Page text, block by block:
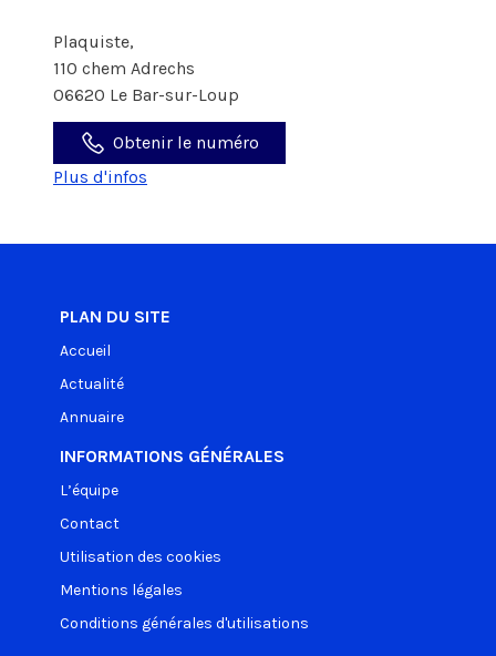
Plaquiste,
110 chem Adrechs
06620 Le Bar-sur-Loup
Obtenir le numéro
Plus d'infos
PLAN DU SITE
Accueil
Actualité
Annuaire
INFORMATIONS GÉNÉRALES
L’équipe
Contact
Utilisation des cookies
Mentions légales
Conditions générales d'utilisations